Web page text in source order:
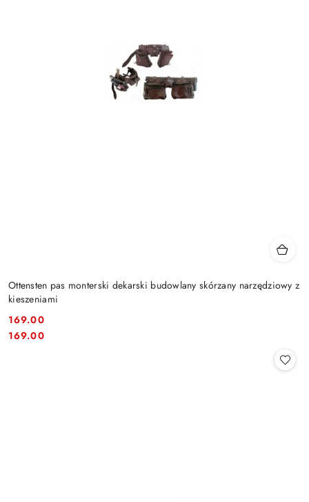
Ottensten pas monterski dekarski budowlany skórzany narzędziowy z
kieszeniami
Cena:
169.00
Cena:
169.00